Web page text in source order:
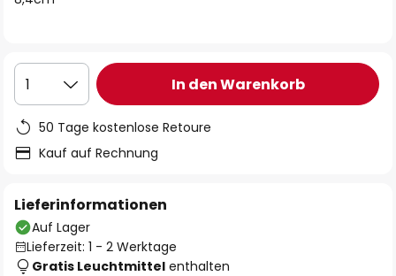
1 In den Warenkorb
50 Tage kostenlose Retoure
Kauf auf Rechnung
Lieferinformationen
Auf Lager
Lieferzeit: 1 - 2 Werktage
Gratis Leuchtmittel enthalten